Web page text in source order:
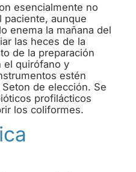
esencialmente no
paciente, aunque
enema la mañana del
las heces de la
de la preparación
el quirófano y
estén
de elección. Se
profilácticos
los coliformes.